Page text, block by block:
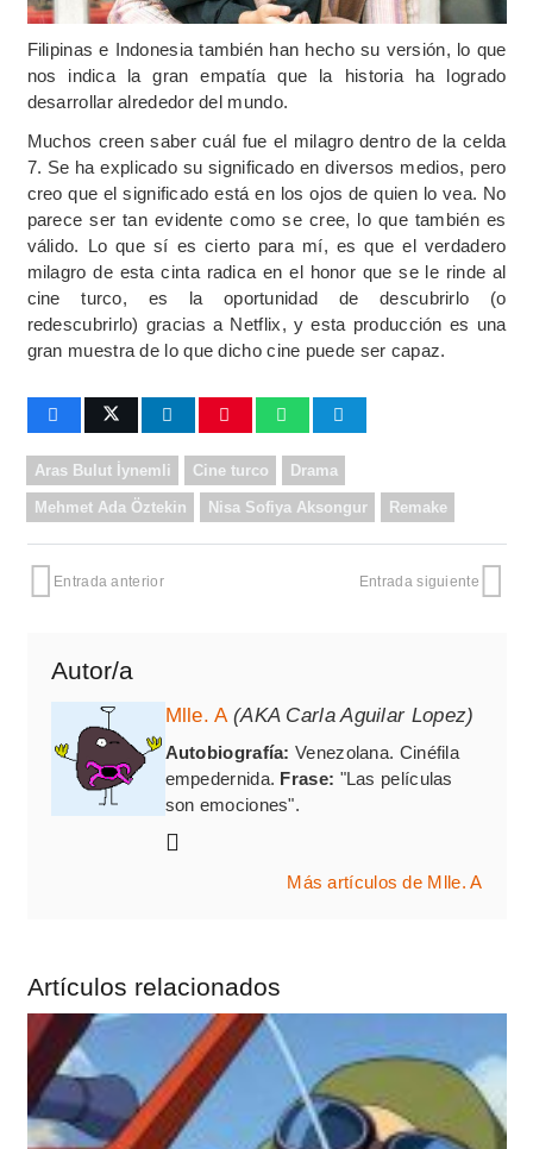
Filipinas e Indonesia también han hecho su versión, lo que
nos indica la gran empatía que la historia ha logrado
desarrollar alrededor del mundo.
Muchos creen saber cuál fue el milagro dentro de la celda
7. Se ha explicado su significado en diversos medios, pero
creo que el significado está en los ojos de quien lo vea. No
parece ser tan evidente como se cree, lo que también es
válido. Lo que sí es cierto para mí, es que el verdadero
milagro de esta cinta radica en el honor que se le rinde al
cine turco, es la oportunidad de descubrirlo (o
redescubrirlo) gracias a Netflix, y esta producción es una
gran muestra de lo que dicho cine puede ser capaz.
Aras Bulut İynemli Cine turco Drama
Mehmet Ada Öztekin Nisa Sofiya Aksongur Remake
Entrada anterior Entrada siguiente
Autor/a
Mlle. A (AKA Carla Aguilar Lopez)
Autobiografía: Venezolana. Cinéfila
empedernida. Frase: "Las películas
son emociones".
Más artículos de Mlle. A
Artículos relacionados